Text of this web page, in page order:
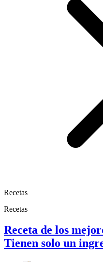
Recetas
Recetas
Receta de los
Tienen solo un